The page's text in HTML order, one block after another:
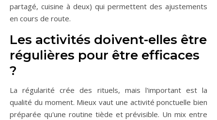
partagé, cuisine à deux) qui permettent des ajustements
en cours de route.
Les activités doivent-elles être
régulières pour être efficaces
?
La régularité crée des rituels, mais l'important est la
qualité du moment. Mieux vaut une activité ponctuelle bien
préparée qu'une routine tiède et prévisible. Un mix entre